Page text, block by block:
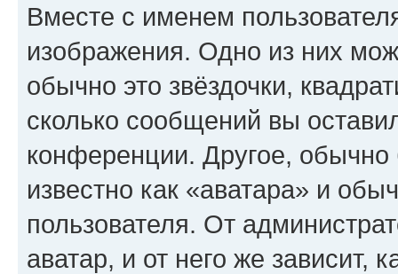
Вместе с именем
изображения. Одно из них
обычно это звёздочки,
сколько сообщений вы
конференции. Другое,
известно как «аватара» и
пользователя. От
аватар, и от него же зависит,